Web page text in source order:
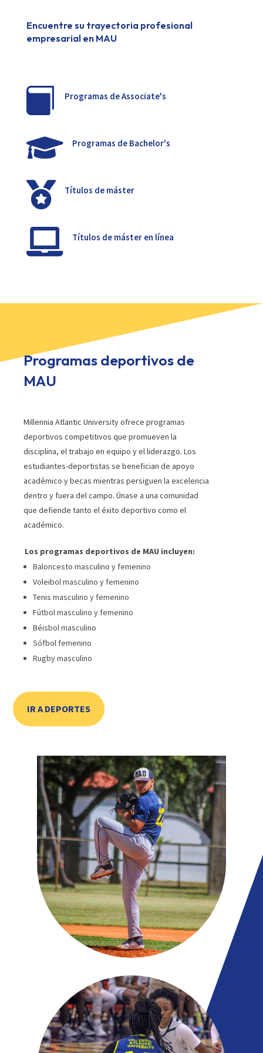
Encuentre su trayectoria profesional
empresarial en MAU
 Programas de Associate's
 Programas de Bachelor's
 Títulos de máster
 Títulos de máster en línea
Programas deportivos de
MAU
Millennia Atlantic University ofrece programas
deportivos competitivos que promueven la
disciplina, el trabajo en equipo y el liderazgo. Los
estudiantes-deportistas se benefician de apoyo
académico y becas mientras persiguen la excelencia
dentro y fuera del campo. Únase a una comunidad
que defiende tanto el éxito deportivo como el
académico.
Los programas deportivos de MAU incluyen:
Baloncesto masculino y femenino
Voleibol masculino y femenino
Tenis masculino y femenino
Fútbol masculino y femenino
Béisbol masculino
Sófbol femenino
Rugby masculino
IR A DEPORTES